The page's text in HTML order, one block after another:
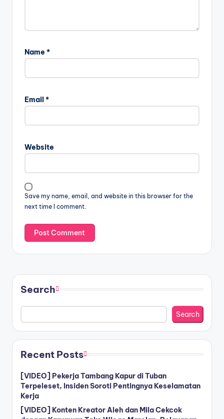
Name *
Email *
Website
Save my name, email, and website in this browser for the
next time I comment.
Search
Search
Recent Posts
[VIDEO] Pekerja Tambang Kapur di Tuban
Terpeleset, Insiden Soroti Pentingnya Keselamatan
Kerja
[VIDEO] Konten Kreator Aleh dan Mila Cekcok